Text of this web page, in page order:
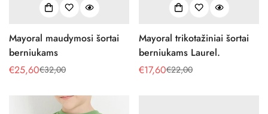
Mayoral maudymosi šortai
berniukams
Pardavimo
€25,60
Reguliari€32,00
Mayoral trikotažiniai šortai
berniukams Laurel.
Pardavimo
€17,60
Reguliari€22,00